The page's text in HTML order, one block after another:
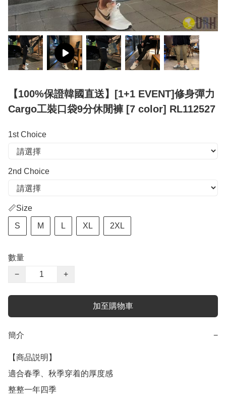
【100%保證韓國直送】[1+1 EVENT]修身彈力
Cargo工裝口袋9分休閒褲 [7 color] RL112527
1st Choice
2nd Choice
📏Size
S M L XL 2XL
數量
−
+
加至購物車
簡介 −
【商品説明】
適合春季、秋季穿着的厚度感
整整一年四季